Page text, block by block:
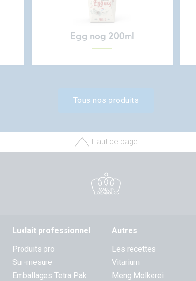
Egg nog 200ml
Tous nos produits
Haut de page
Luxlait professionnel
Produits pro
Sur-mesure
Emballages Tetra Pak
Autres
Les recettes
Vitarium
Meng Molkerei